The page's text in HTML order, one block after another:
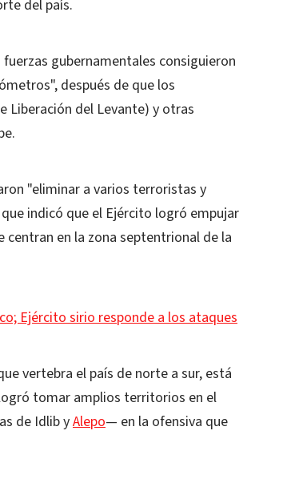
del país.
gubernamentales consiguieron
después de que los
Liberación del Levante) y otras
"eliminar a varios terroristas y
indicó que el Ejército logró empujar
en la zona septentrional de la
Ejército sirio responde a los ataques
vertebra el país de norte a sur, está
tomar amplios territorios en el
de Idlib yAlepo— en la ofensiva que